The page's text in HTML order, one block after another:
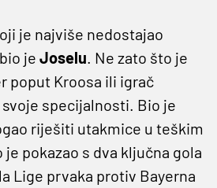
je najviše nedostajao
je Joselu. Ne zato što je
poput Kroosa ili igrač
specijalnosti. Bio je
riješiti utakmice u teškim
pokazao s dva ključna gola
Lige prvaka protiv Bayerna